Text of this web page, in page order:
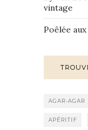
vintage
Poêlée
AGAR-AGAR
APÉRITIF